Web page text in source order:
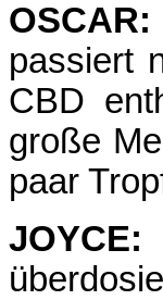
OSCAR:
passiert
CBD
große
paar
JOYCE: